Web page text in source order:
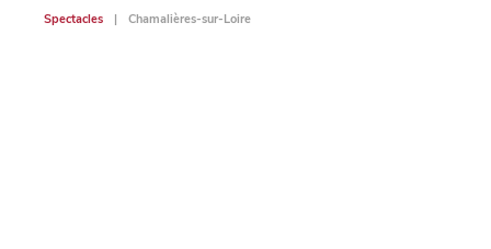
Spectacles Chamalières-sur-Loire